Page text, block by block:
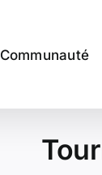
Communauté